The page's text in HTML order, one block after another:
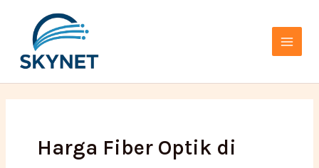
konten
Menu
Harga Fiber Optik di